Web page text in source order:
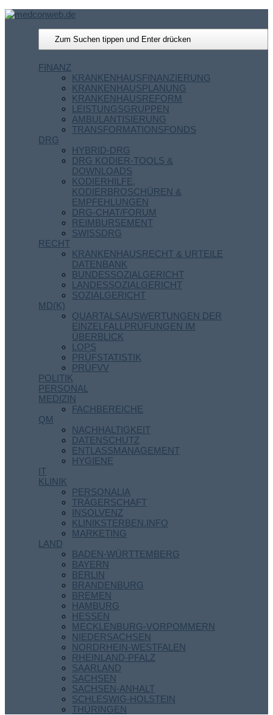
FINANZ
KRANKENHAUSFINANZIERUNG
KRANKENHAUSPLANUNG
KRANKENHAUSREFORM
LEISTUNGSGRUPPEN
AMBULANTISIERUNG
TRANSFORMATIONSFONDS
DRG
HYBRID-DRG
DRG KODIER-TOOLS &
DOWNLOADS
KODIERHILFE,
KODIERBROSCHÜREN &
EMPFEHLUNGEN
DRG-CHAT/FORUM
REIMBURSEMENT
SWISSDRG
RECHT
KRANKENHAUSRECHT & URTEILE
DATENBANK
BUNDESSOZIALGERICHT
LANDESSOZIALGERICHT
SOZIALGERICHT
MD(K)
QUARTALSAUSWERTUNGEN DER
EINZELFALLPRÜFUNGEN IM
ÜBERBLICK
LOPS
PRÜFSTATISTIK
PRÜFVV
POLITIK
PERSONAL
MEDIZIN
FACHBEREICHE
QM
NACHHALTIGKEIT
DATENSCHUTZ
ENTLASSMANAGEMENT
HYGIENE
IT
KLINIK
PERSONALIA
TRÄGERSCHAFT
INSOLVENZ
KLINIKSTERBEN.INFO
MARKETING
LAND
BADEN-WÜRTTEMBERG
BAYERN
BERLIN
BRANDENBURG
BREMEN
HAMBURG
HESSEN
MECKLENBURG-VORPOMMERN
NIEDERSACHSEN
NORDRHEIN-WESTFALEN
RHEINLAND-PFALZ
SAARLAND
SACHSEN
SACHSEN-ANHALT
SCHLESWIG-HOLSTEIN
THÜRINGEN